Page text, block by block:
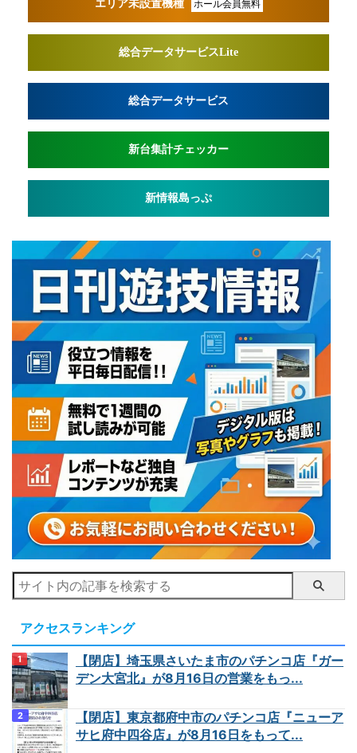
エリア未設置機種 ホール会員無料
総合データサービスLite
総合データサービス
新台集計チェッカー
新情報島っぷ
アクセスランキング
【閉店】埼玉県さいたま市のパチンコ店『ガー
デン大宮北』が8月16日の営業をもっ...
【閉店】東京都府中市のパチンコ店『ニューア
サヒ府中四谷店』が8月16日をもって...